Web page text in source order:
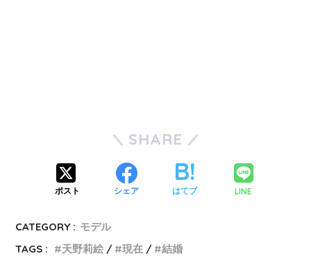
SHARE
ポスト シェア はてブ LINE
CATEGORY : モデル
TAGS :
天野莉絵 現在 結婚